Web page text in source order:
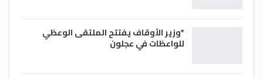
*وزير الأوقاف يفتتح الملتقى الوعظي
للواعظات في عجلون